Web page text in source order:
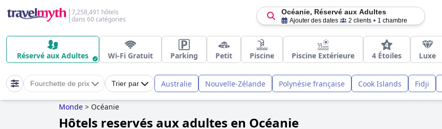
7,258,491 hôtels
dans 60 catégories
Océanie, Réservé aux Adultes
Ajouter des dates 2 clients 1 chambre
Réservé aux Adultes Wi-Fi Gratuit Parking Petit Piscine Piscine Extérieure 4 Étoiles Luxe
Fourchette de prix Trier par Australie Nouvelle-Zélande Polynésie française Cook Islands Fidji
Monde > Océanie
Hôtels reservés aux adultes en Océanie